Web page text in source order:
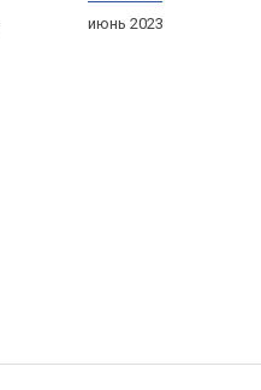
июнь 2023